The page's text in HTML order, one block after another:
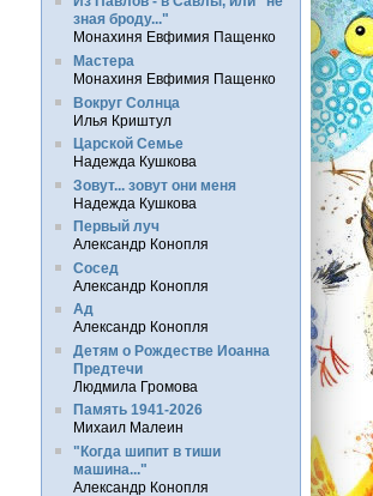
зная броду..."
Монахиня Евфимия Пащенко
Мастера
Монахиня Евфимия Пащенко
Вокруг Солнца
Илья Криштул
Царской Семье
Надежда Кушкова
Зовут... зовут они меня
Надежда Кушкова
Первый луч
Александр Конопля
Сосед
Александр Конопля
Ад
Александр Конопля
Детям о Рождестве Иоанна
Предтечи
Людмила Громова
Память 1941-2026
Михаил Малеин
"Когда шипит в тиши
машина..."
Александр Конопля